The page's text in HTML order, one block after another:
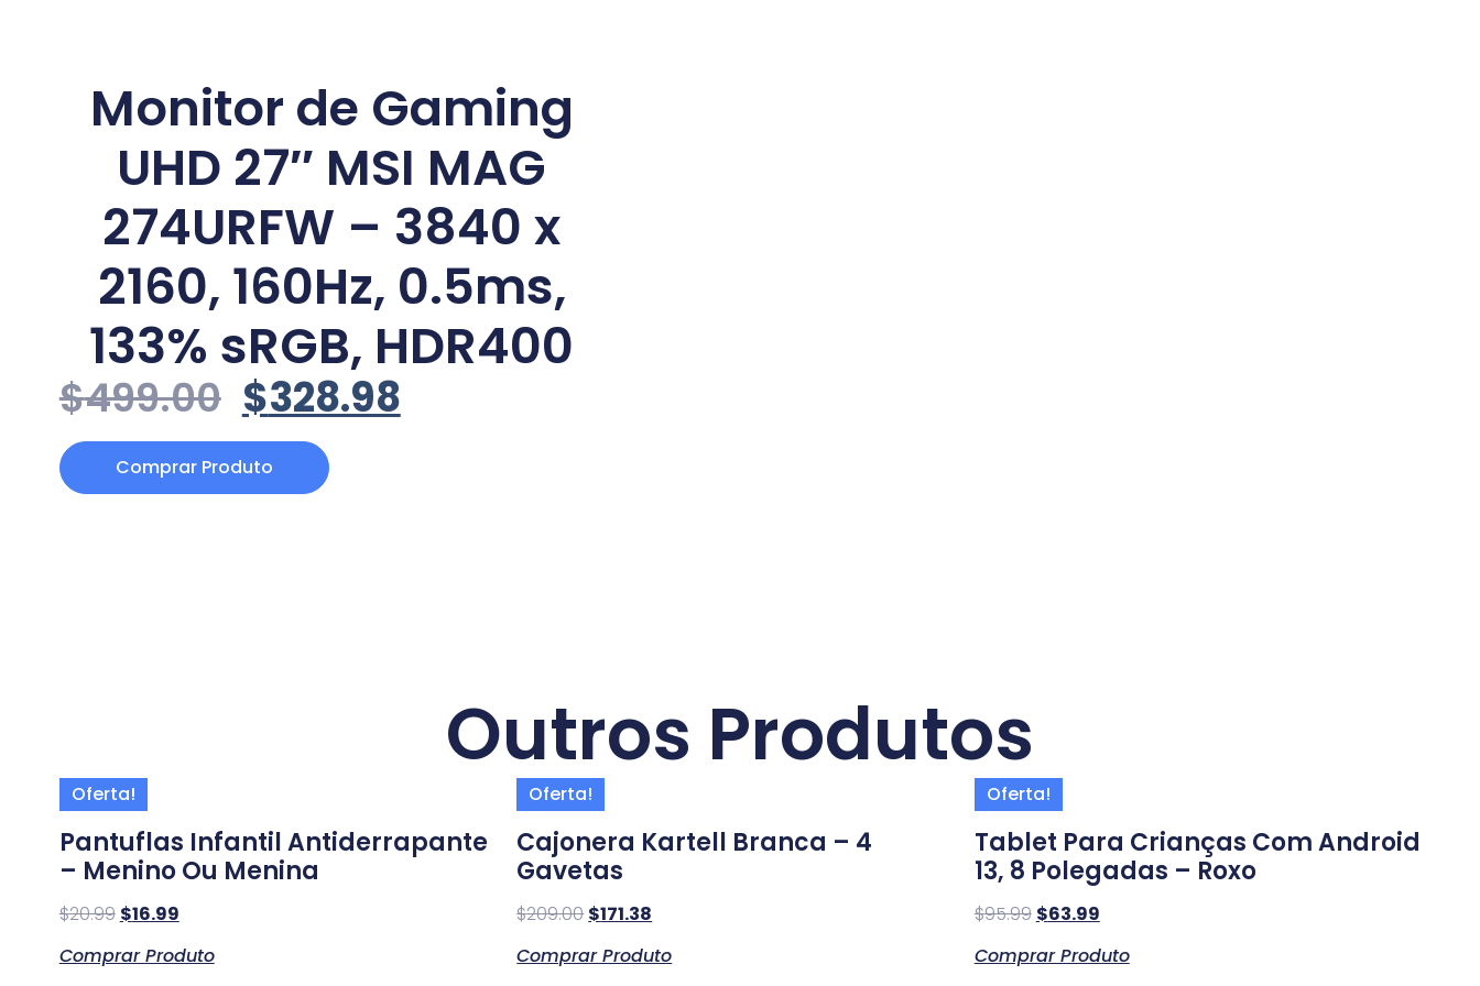
Monitor de Gaming
UHD 27″ MSI MAG
274URFW – 3840 x
2160, 160Hz, 0.5ms,
133% sRGB, HDR400
$499.00 $328.98
Comprar Produto
Outros Produtos
Oferta!
Pantuflas Infantil Antiderrapante
– Menino Ou Menina
$20.99 $16.99
Comprar Produto
Oferta!
Cajonera Kartell Branca – 4
Gavetas
$209.00 $171.38
Comprar Produto
Oferta!
Tablet Para Crianças Com Android
13, 8 Polegadas – Roxo
$95.99 $63.99
Comprar Produto